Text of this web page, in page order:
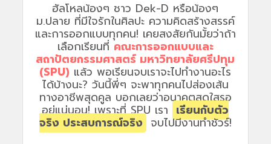
ฮัลโหลน้องๆ ชาว Dek-D หรือน้องๆ
ม.ปลาย ที่มีใจรักในศิลปะ ความคิดสร้างสรรค์
และการออกแบบทุกคน! เคยสงสัยกันมั้ยว่าถ้า
เลือกเรียนที่ คณะการออกแบบและ
สถาปัตยกรรมศาสตร์ มหาวิทยาลัยศรีปทุม
(SPU) แล้ว พอเรียนจบเราจะไปทำงานอะไร
ได้บ้างนะ? วันนี้พี่ๆ จะพาทุกคนไปส่องเส้น
ทางอาชีพสุดคูล บอกเลยว่าอนาคตสดใสรอ
อยู่แน่นอน! เพราะที่ SPU เรา เรียนกับตัว
จริง ประสบการณ์จริง จบไปมีงานทำชัวร์!